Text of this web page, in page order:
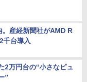
産経新聞社がAMD R
台導入
2万円台の“小さなピュ
”